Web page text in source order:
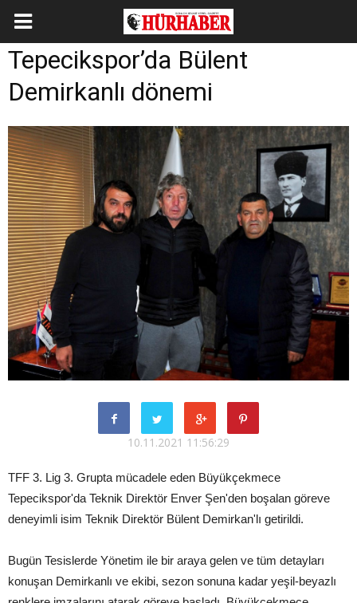
Tepecikspor’da Bülent
Demirkanlı dönemi
10.11.2021 11:56:29
TFF 3. Lig 3. Grupta mücadele eden Büyükçekmece
Tepecikspor'da Teknik Direktör Enver Şen'den boşalan göreve
deneyimli isim Teknik Direktör Bülent Demirkan'lı getirildi.
Bugün Tesislerde Yönetim ile bir araya gelen ve tüm detayları
konuşan Demirkanlı ve ekibi, sezon sonuna kadar yeşil-beyazlı